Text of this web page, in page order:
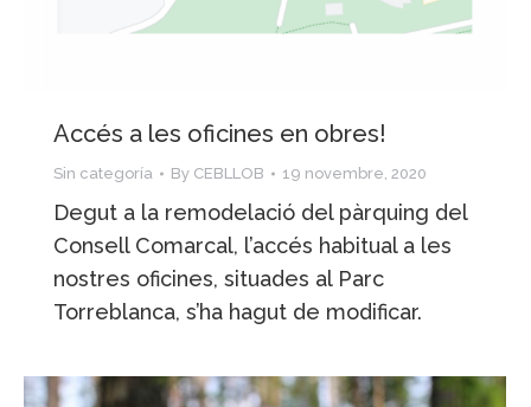
Accés a les oficines en obres!
Sin categoría By CEBLLOB 19 novembre, 2020
Degut a la remodelació del pàrquing del
Consell Comarcal, l’accés habitual a les
nostres oficines, situades al Parc
Torreblanca, s’ha hagut de modificar.